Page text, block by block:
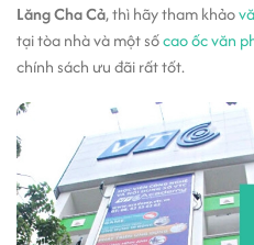
Lăng Cha Cả, thì hãy tham khảo
tại tòa nhà và một sốcao ốc văn
chính sách ưu đãi rất tốt.